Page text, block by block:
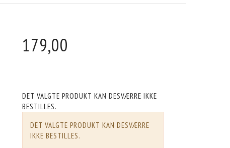
179,00
DET VALGTE PRODUKT KAN DESVÆRRE IKKE
BESTILLES.
DET VALGTE PRODUKT KAN DESVÆRRE
IKKE BESTILLES.